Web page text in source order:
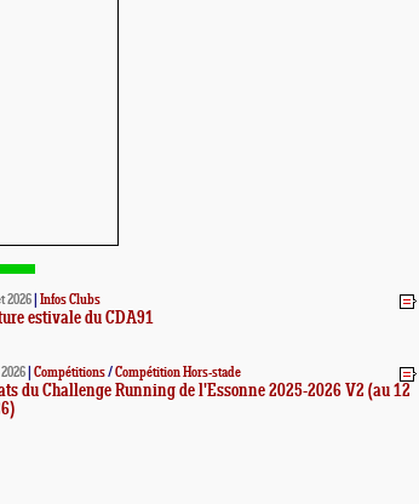
2026 Infos Clubs
estivale du CDA91
Compétitions/Compétition Hors-stade
du Challenge Running de l'Essonne 2025-2026 V2 (au 12